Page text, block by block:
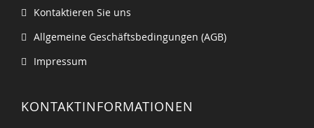
Kontaktieren Sie uns
Allgemeine Geschäftsbedingungen (AGB)
Impressum
KONTAKTINFORMATIONEN